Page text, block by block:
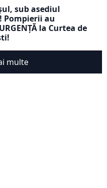
sub asediul
Pompierii au
la Curtea de
multe